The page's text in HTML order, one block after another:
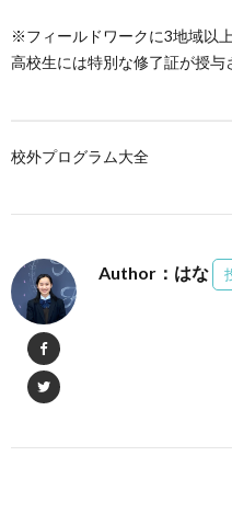
※フィールドワークに3地域以
高校生には特別な修了証が授与
校外プログラム大全
Author：はな